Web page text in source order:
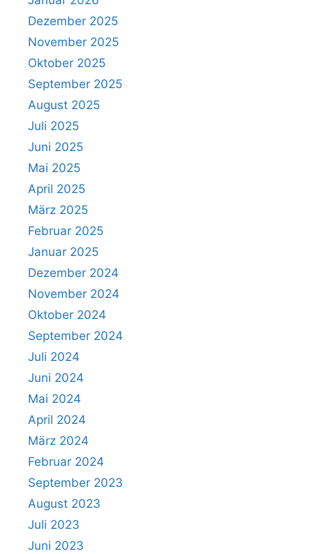
Dezember 2025
November 2025
Oktober 2025
September 2025
August 2025
Juli 2025
Juni 2025
Mai 2025
April 2025
März 2025
Februar 2025
Januar 2025
Dezember 2024
November 2024
Oktober 2024
September 2024
Juli 2024
Juni 2024
Mai 2024
April 2024
März 2024
Februar 2024
September 2023
August 2023
Juli 2023
Juni 2023